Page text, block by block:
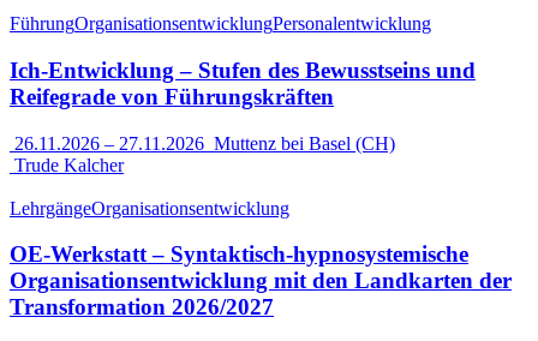
FührungOrganisationsentwicklungPersonalentwicklung
Ich-Entwicklung – Stufen des Bewusstseins und
Reifegrade von Führungskräften
26.11.2026 – 27.11.2026 Muttenz bei Basel (CH)
Trude Kalcher
LehrgängeOrganisationsentwicklung
OE-Werkstatt – Syntaktisch-hypnosystemische
Organisationsentwicklung mit den Landkarten der
Transformation 2026/2027